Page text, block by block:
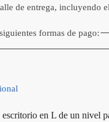
de entrega, incluyendo
formas de pago:
escritorio en L de un nivel